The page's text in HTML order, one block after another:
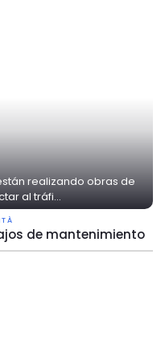
realizando obras de
al tráfi...
de mantenimiento